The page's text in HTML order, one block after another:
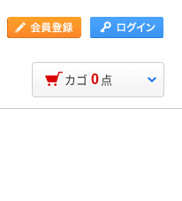
カゴ 0 点